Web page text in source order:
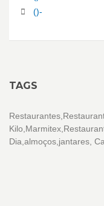
()-
TAGS
Dia,almoços,jantares,